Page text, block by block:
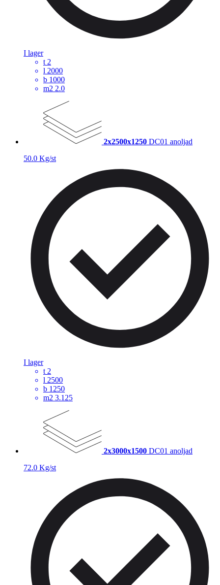
I lager
t 2
l 2000
b 1000
m2 2.0
2x2500x1250 DC01 anoljad
50.0 Kg/st
I lager
t 2
l 2500
b 1250
m2 3.125
2x3000x1500 DC01 anoljad
72.0 Kg/st